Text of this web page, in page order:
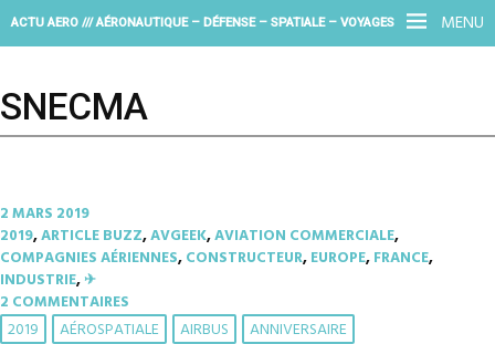
MENU
ACTU AERO /// AÉRONAUTIQUE – DÉFENSE – SPATIALE – VOYAGES
SNECMA
2 MARS 2019
2019,ARTICLE BUZZ,AVGEEK,AVIATION COMMERCIALE,
COMPAGNIES AÉRIENNES,CONSTRUCTEUR,EUROPE,FRANCE,
INDUSTRIE,✈︎
2 COMMENTAIRES
2019 AÉROSPATIALE AIRBUS
ANNIVERSAIRE